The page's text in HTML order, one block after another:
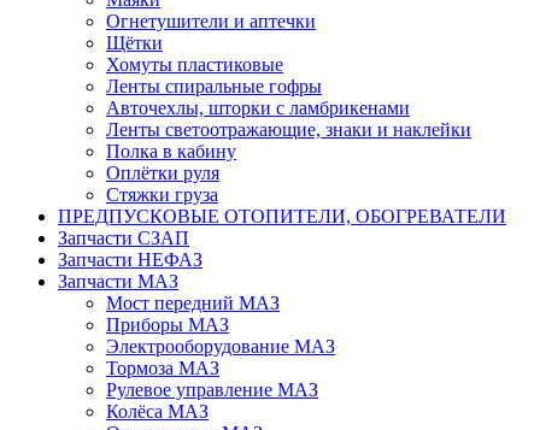
Огнетушители и аптечки
Щётки
Хомуты пластиковые
Ленты спиральные гофры
Авточехлы, шторки с ламбрикенами
Ленты светоотражающие, знаки и наклейки
Полка в кабину
Оплётки руля
Cтяжки груза
ПРЕДПУСКОВЫЕ ОТОПИТЕЛИ, ОБОГРЕВАТЕЛИ
Запчасти СЗАП
Запчасти НЕФАЗ
Запчасти МАЗ
Мост передний МАЗ
Приборы МАЗ
Электрооборудование МАЗ
Тормоза МАЗ
Рулевое управление МАЗ
Колёса МАЗ